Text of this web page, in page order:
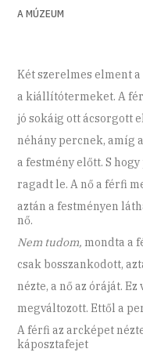
A MÚZEUM
Két szerelmes elment
a kiállítótermeket. A
jó sokáig ott ácsorgott
néhány percnek, amíg
a festmény előtt. S
ragadt le. A nő a férfi
aztán a festményen
nő.
Nem tudom,mondta a
csak bosszankodott,
nézte, a nő az óráját.
megváltozott. Ettől a
A férfi az arcképet
káposztafejet